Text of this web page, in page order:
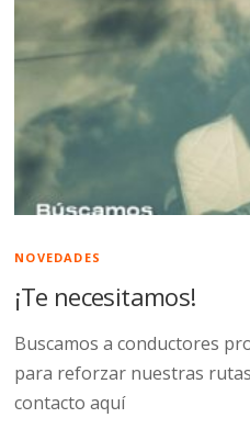
NOVEDADES
¡Te necesitamos!
Buscamos a conductores
para reforzar nuestras
contacto aquí